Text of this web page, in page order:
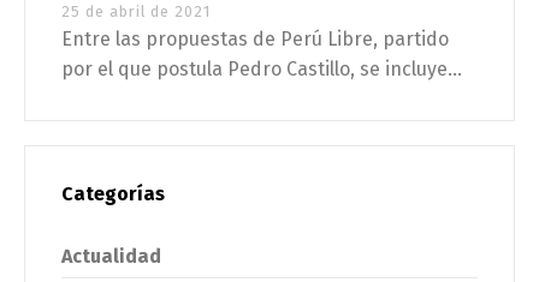
25 de abril de 2021
Entre las propuestas de Perú Libre, partido
por el que postula Pedro Castillo, se incluye...
Categorías
Actualidad